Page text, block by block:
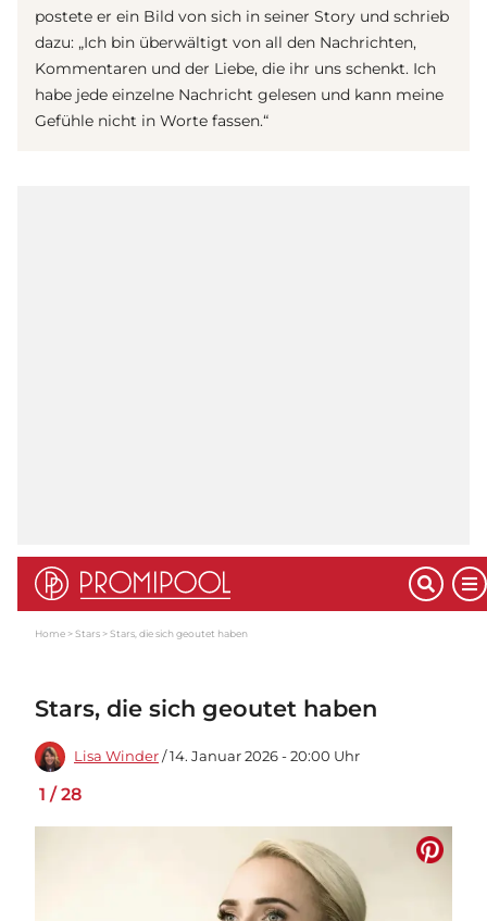
postete er ein Bild von sich in seiner Story und schrieb
dazu: „Ich bin überwältigt von all den Nachrichten,
Kommentaren und der Liebe, die ihr uns schenkt. Ich
habe jede einzelne Nachricht gelesen und kann meine
Gefühle nicht in Worte fassen.“
Home Stars Stars, die sich geoutet haben
Stars, die sich geoutet haben
Lisa Winder / 14. Januar 2026 - 20:00 Uhr
1 /28